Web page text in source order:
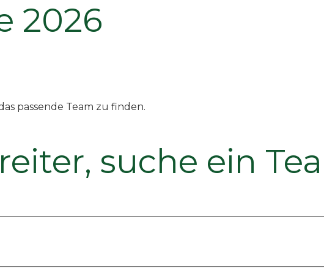
2026
passende Team zu finden.
suche ein